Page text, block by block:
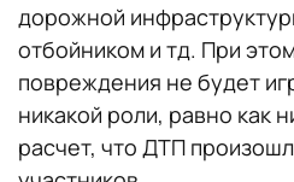
дорожной
отбойником и тд. При
повреждения не будет
никакой роли, равно как
расчет, что ДТП